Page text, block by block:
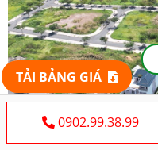
TẢI BẢNG GIÁ
0902.99.38.99